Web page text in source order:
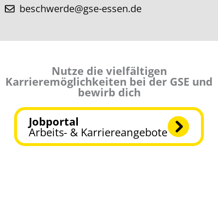
beschwerde@gse-essen.de
Nutze die vielfältigen
Karrieremöglichkeiten bei der GSE und
bewirb dich
Jobportal
Arbeits- & Karriereangebote